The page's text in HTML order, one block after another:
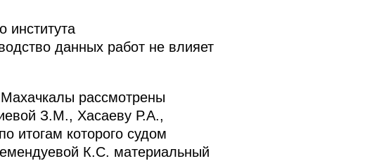
института
данных работ не влияет
рассмотрены
З.М., Хасаеву Р.А.,
итогам которого судом
К.С. материальный